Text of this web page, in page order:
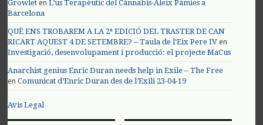
Growlet enL’us Terapèutic del Cànnabis-Aleix Pàmies a
Barcelona
QUÈ ENS TROBAREM A LA 2ª EDICIÓ DEL TRASTER DE CAN
RICART AQUEST 4 DE SETEMBRE? – Taula de l'Eix Pere IV en
Investigació, desenvolupament i producció: el projecte MaCus
Anarchist genius Enric Duran needs help in Exile – The Free
enComunicat d’Enric Duran des de l’Exili 23-04-19
Avis Legal